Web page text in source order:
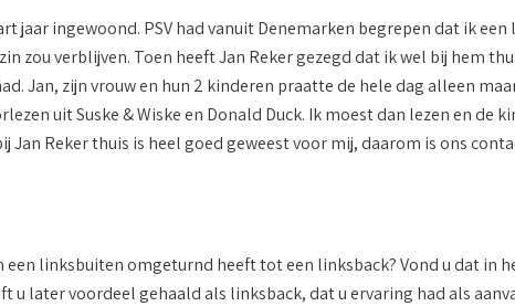
jaar ingewoond. PSV had vanuit Denemarken begrepen dat ik
zou verblijven. Toen heeft Jan Reker gezegd dat ik wel bij hem
Jan, zijn vrouw en hun 2 kinderen praatte de hele dag alleen
uit Suske & Wiske en Donald Duck. Ik moest dan lezen en de
Jan Reker thuis is heel goed geweest voor mij, daarom is ons
een linksbuiten omgeturnd heeft tot een linksback? Vond u dat in
u later voordeel gehaald als linksback, dat u ervaring had als